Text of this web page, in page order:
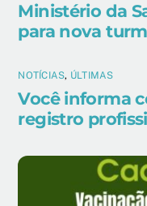
Ministério da
para nova
NOTÍCIAS, ÚLTIMAS
Você informa
registro